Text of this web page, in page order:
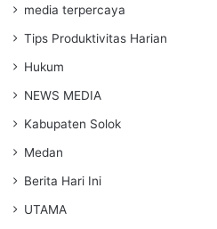
media terpercaya
Tips Produktivitas Harian
Hukum
NEWS MEDIA
Kabupaten Solok
Medan
Berita Hari Ini
UTAMA